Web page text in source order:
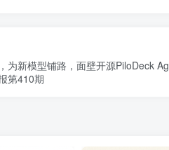
为新模型铺路，面壁开源PiloDeck
第410期